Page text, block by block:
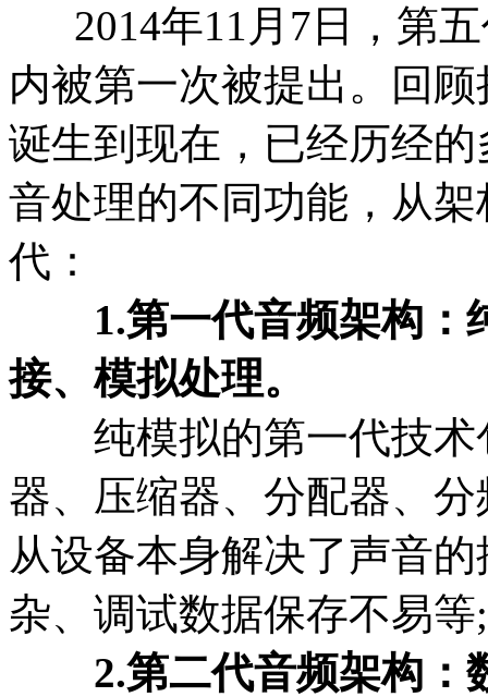
2014年11月7日，第五
内被第一次被提出。回
诞生到现在，已经历经
音处理的不同功能，从
代：
1.第一代音频架构：
接、模拟处理。
纯模拟的第一代技术
器、压缩器、分配器、
从设备本身解决了声音
杂、调试数据保存不易等;
2.第二代音频架构：